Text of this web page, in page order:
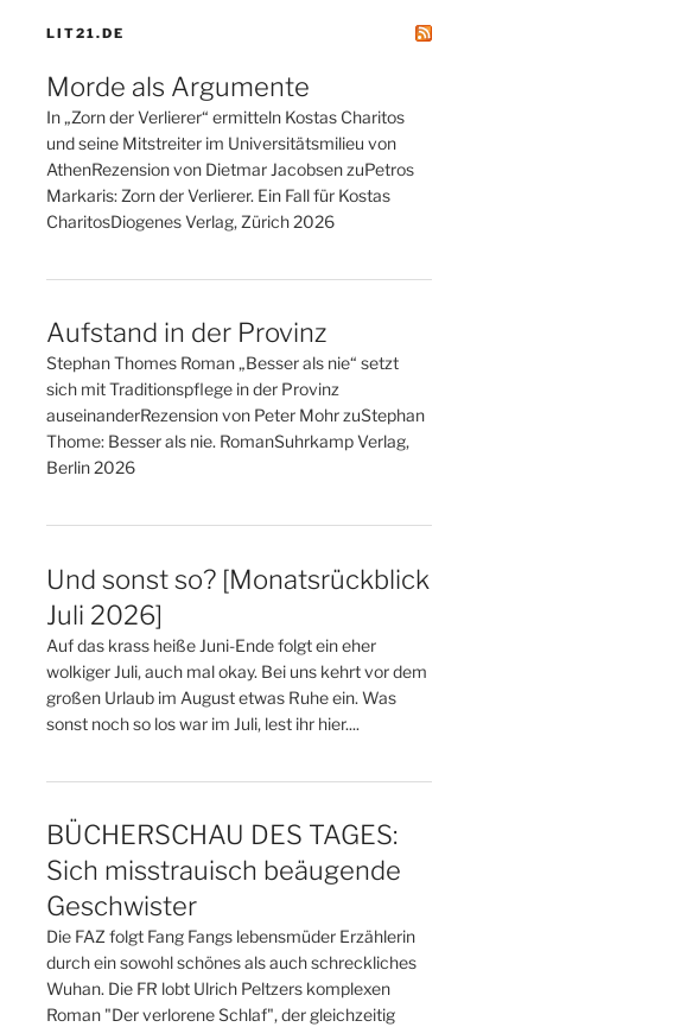
LIT21.DE
Morde als Argumente
In „Zorn der Verlierer“ ermitteln Kostas Charitos
und seine Mitstreiter im Universitätsmilieu von
AthenRezension von Dietmar Jacobsen zuPetros
Markaris: Zorn der Verlierer. Ein Fall für Kostas
CharitosDiogenes Verlag, Zürich 2026
Aufstand in der Provinz
Stephan Thomes Roman „Besser als nie“ setzt
sich mit Traditionspflege in der Provinz
auseinanderRezension von Peter Mohr zuStephan
Thome: Besser als nie. RomanSuhrkamp Verlag,
Berlin 2026
Und sonst so? [Monatsrückblick
Juli 2026]
Auf das krass heiße Juni-Ende folgt ein eher
wolkiger Juli, auch mal okay. Bei uns kehrt vor dem
großen Urlaub im August etwas Ruhe ein. Was
sonst noch so los war im Juli, lest ihr hier....
BÜCHERSCHAU DES TAGES:
Sich misstrauisch beäugende
Geschwister
Die FAZ folgt Fang Fangs lebensmüder Erzählerin
durch ein sowohl schönes als auch schreckliches
Wuhan. Die FR lobt Ulrich Peltzers komplexen
Roman "Der verlorene Schlaf", der gleichzeitig